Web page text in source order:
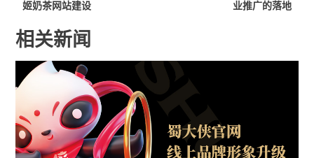
姬奶茶网站建设
业推广的落地
相关新闻